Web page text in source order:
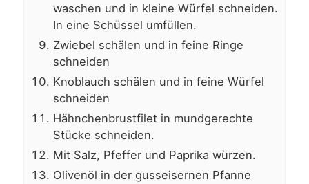
waschen und in kleine Würfel schneiden.
In eine Schüssel umfüllen.
Zwiebel schälen und in feine Ringe
schneiden
Knoblauch schälen und in feine Würfel
schneiden
Hähnchenbrustfilet in mundgerechte
Stücke schneiden.
Mit Salz, Pfeffer und Paprika würzen.
Olivenöl in der gusseisernen Pfanne